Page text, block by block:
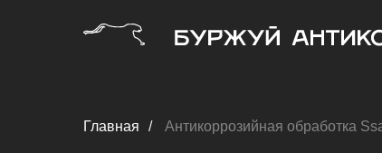
Главная / Антикоррозийная обработка